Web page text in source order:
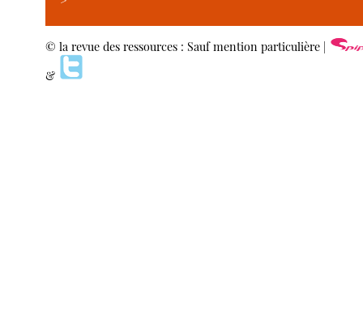
© la revue des ressources : Sauf mention particulière |
&